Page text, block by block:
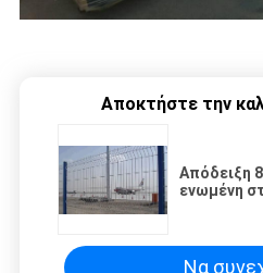
Αποκτήστε την
Απόδειξη
ενωμένη
Να